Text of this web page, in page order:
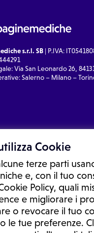
Cookie
terze parti
e, con il tuo
Policy, quali
e migliorare i
o revocare il tuo
le tue preferenze.
s.r.l. SB | P.IVA:
Via San Leonardo 26,
Salerno – Milano –
proposte in questo sito
un consulto, una visita o
disponibili come